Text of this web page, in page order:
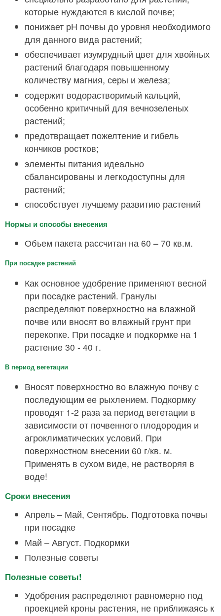
которые нуждаются в кислой почве;
понижает рН почвы до уровня необходимого
для данного вида растений;
обеспечивает изумрудный цвет для хвойных
растений благодаря повышенному
количеству магния, серы и железа;
содержит водорастворимый кальций,
особенно критичный для вечнозеленых
растений;
предотвращает пожелтение и гибель
кончиков ростков;
элементы питания идеально
сбалансированы и легкодоступны для
растений;
способствует лучшему развитию растений
Нормы и способы внесения
Объем пакета рассчитан на 60 – 70 кв.м.
При посадке растений
Как основное удобрение применяют весной
при посадке растений. Гранулы
распределяют поверхностно на влажной
почве или вносят во влажный грунт при
перекопке. При посадке и подкормке на 1
растение 30 - 40 г.
В период вегетации
Вносят поверхностно во влажную почву с
последующим ее рыхлением. Подкормку
проводят 1-2 раза за период вегетации в
зависимости от почвенного плодородия и
агроклиматических условий. При
поверхностном внесении 60 г/кв. м.
Применять в сухом виде, не растворяя в
воде!
Сроки внесения
Апрель – Май, Сентябрь. Подготовка почвы
при посадке
Май – Август. Подкормки
Полезные советы
Полезные советы!
Удобрения распределяют равномерно под
проекцией кроны растения, не приближаясь к